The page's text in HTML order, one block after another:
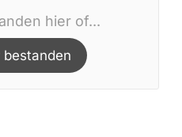
hier of...